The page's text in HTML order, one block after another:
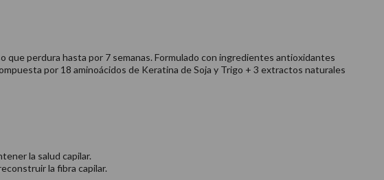
que perdura hasta por 7 semanas. Formulado con ingredientes antioxidantes
por 18 aminoácidos de Keratina de Soja y Trigo + 3 extractos naturales
la salud capilar.
la fibra capilar.